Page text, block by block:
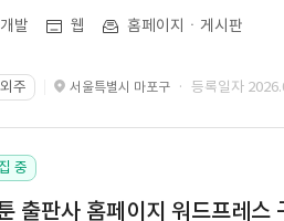
개발 웹 홈페이지ㆍ게시판
외주 서울특별시 마포구 · 등록일자
중
출판사 홈페이지 워드프레